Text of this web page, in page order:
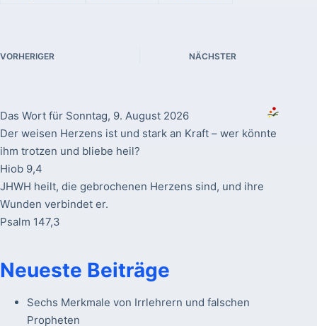
VORHERIGER NÄCHSTER
Das Wort für Sonntag, 9. August 2026
Der weisen Herzens ist und stark an Kraft – wer könnte
ihm trotzen und bliebe heil?
Hiob 9,4
JHWH heilt, die gebrochenen Herzens sind, und ihre
Wunden verbindet er.
Psalm 147,3
Neueste Beiträge
Sechs Merkmale von Irrlehrern und falschen
Propheten